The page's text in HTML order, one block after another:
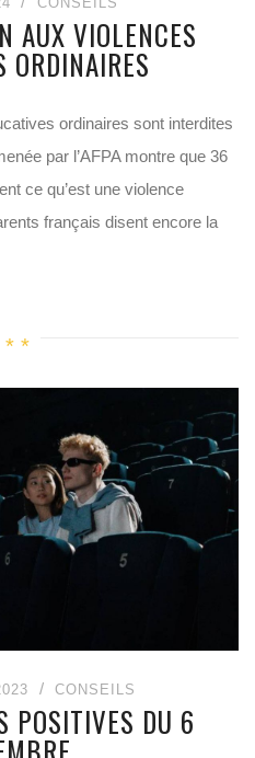
AUX VIOLENCES
ORDINAIRES
ordinaires sont interdites
par l’AFPA montre que 36
ce qu’est une violence
français disent encore la
CONSEILS
POSITIVES DU 6